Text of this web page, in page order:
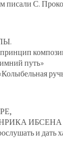
писали С.
путь»
ИБСЕНА
и дать